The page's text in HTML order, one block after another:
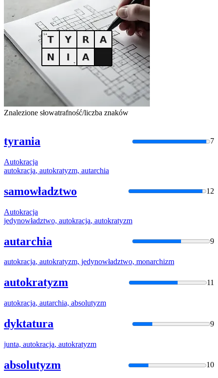
Znalezione słowatrafność/liczba znaków
tyrania 7
Autokracja
autokracja, autokratyzm, autarchia
samowładztwo 12
Autokracja
jedynowładztwo, autokracja, autokratyzm
autarchia 9
autokracja, autokratyzm, jedynowładztwo, monarchizm
autokratyzm 11
autokracja, autarchia, absolutyzm
dyktatura 9
junta, autokracja, autokratyzm
absolutyzm 10